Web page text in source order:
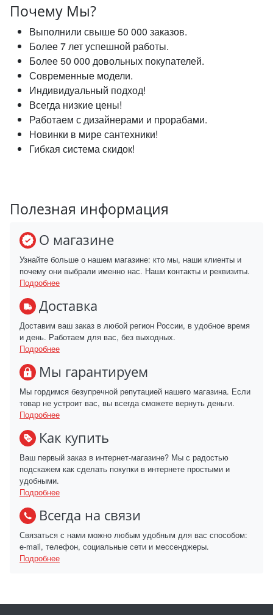
Почему Мы?
Выполнили свыше 50 000 заказов.
Более 7 лет успешной работы.
Более 50 000 довольных покупателей.
Современные модели.
Индивидуальный подход!
Всегда низкие цены!
Работаем с дизайнерами и прорабами.
Новинки в мире сантехники!
Гибкая система скидок!
Полезная информация
О магазине
Узнайте больше о нашем магазине: кто мы, наши клиенты и
почему они выбрали именно нас. Наши контакты и реквизиты.
Подробнее
Доставка
Доставим ваш заказ в любой регион России, в удобное время
и день. Работаем для вас, без выходных.
Подробнее
Мы гарантируем
Мы гордимся безупречной репутацией нашего магазина. Если
товар не устроит вас, вы всегда сможете вернуть деньги.
Подробнее
Как купить
Ваш первый заказ в интернет-магазине? Мы с радостью
подскажем как сделать покупки в интернете простыми и
удобными.
Подробнее
Всегда на связи
Связаться с нами можно любым удобным для вас способом:
e-mail, телефон, социальные сети и мессенджеры.
Подробнее